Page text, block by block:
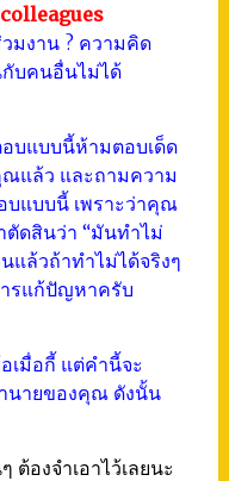
มงาน ? ความคิด
กับคนอื่นไม่ได้
บแบบนี้ห้ามตอบเด็ด
ณแล้ว และถามความ
แบบนี้ เพราะว่าคุณ
ตัดสินว่า “มันทำไม่
แล้วถ้าทำไม่ได้จริงๆ
รแก้ปัญหาครับ
เมื่อกี้ แต่คำนี้จะ
นายของคุณ ดังนั้น
ต้องจำเอาไว้เลยนะ